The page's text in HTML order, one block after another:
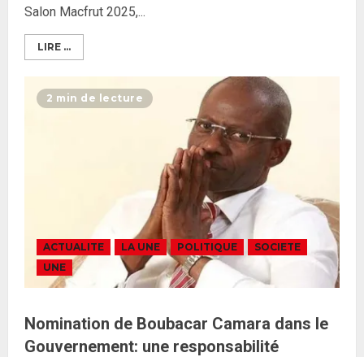
Salon Macfrut 2025,...
LIRE ...
2 min de lecture
ACTUALITE LA UNE POLITIQUE
SOCIETE
UNE
Nomination de Boubacar Camara dans le
Gouvernement: une responsabilité